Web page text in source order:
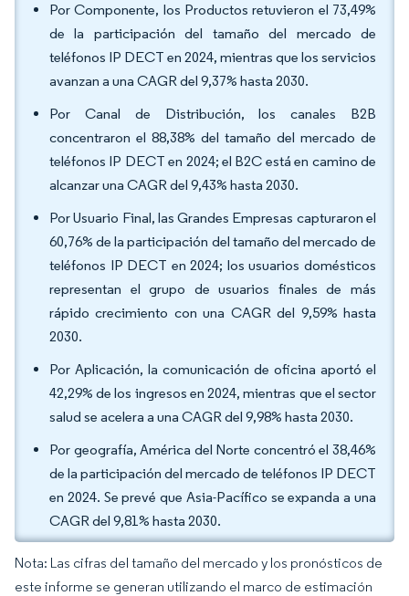
Por Componente, los Productos retuvieron el 73,49%
de la participación del tamaño del mercado de
teléfonos IP DECT en 2024, mientras que los servicios
avanzan a una CAGR del 9,37% hasta 2030.
Por Canal de Distribución, los canales B2B
concentraron el 88,38% del tamaño del mercado de
teléfonos IP DECT en 2024; el B2C está en camino de
alcanzar una CAGR del 9,43% hasta 2030.
Por Usuario Final, las Grandes Empresas capturaron el
60,76% de la participación del tamaño del mercado de
teléfonos IP DECT en 2024; los usuarios domésticos
representan el grupo de usuarios finales de más
rápido crecimiento con una CAGR del 9,59% hasta
2030.
Por Aplicación, la comunicación de oficina aportó el
42,29% de los ingresos en 2024, mientras que el sector
salud se acelera a una CAGR del 9,98% hasta 2030.
Por geografía, América del Norte concentró el 38,46%
de la participación del mercado de teléfonos IP DECT
en 2024. Se prevé que Asia-Pacífico se expanda a una
CAGR del 9,81% hasta 2030.
Nota: Las cifras del tamaño del mercado y los pronósticos de
este informe se generan utilizando el marco de estimación